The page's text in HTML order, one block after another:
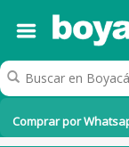
Comprar por